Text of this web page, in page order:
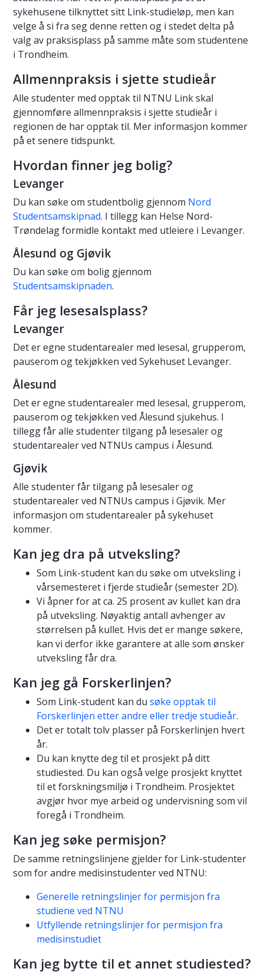
sykehusene tilknyttet sitt Link-studieløp, men kan
velge å si fra seg denne retten og i stedet delta på
valg av praksisplass på samme måte som studentene
i Trondheim.
Allmennpraksis i sjette studieår
Alle studenter med opptak til NTNU Link skal
gjennomføre allmennpraksis i sjette studieår i
regionen de har opptak til. Mer informasjon kommer
på et senere tidspunkt.
Hvordan finner jeg bolig?
Levanger
Du kan søke om studentbolig gjennom Nord
Studentsamskipnad. I tillegg kan Helse Nord-
Trøndelag formidle kontakt med utleiere i Levanger.
Ålesund og Gjøvik
Du kan søke om bolig gjennom
Studentsamskipnaden.
Får jeg lesesalsplass?
Levanger
Det er egne studentarealer med lesesal, grupperom,
pauserom og tekjøkken ved Sykehuset Levanger.
Ålesund
Det er egne studentarealer med lesesal, grupperom,
pauserom og tekjøkken ved Ålesund sjukehus. I
tillegg får alle studenter tilgang på lesesaler og
studentarealer ved NTNUs campus i Ålesund.
Gjøvik
Alle studenter får tilgang på lesesaler og
studentarealer ved NTNUs campus i Gjøvik. Mer
informasjon om studentarealer på sykehuset
kommer.
Kan jeg dra på utveksling?
Som Link-student kan du søke om utveksling i
vårsemesteret i fjerde studieår (semester 2D).
Vi åpner for at ca. 25 prosent av kullet kan dra
på utveksling. Nøyaktig antall avhenger av
størrelsen på kullet. Hvis det er mange søkere,
kan vi derfor ikke garantere at alle som ønsker
utveksling får dra.
Kan jeg gå Forskerlinjen?
Som Link-student kan du søke opptak til
Forskerlinjen etter andre eller tredje studieår.
Det er totalt tolv plasser på Forskerlinjen hvert
år.
Du kan knytte deg til et prosjekt på ditt
studiested. Du kan også velge prosjekt knyttet
til et forskningsmiljø i Trondheim. Prosjektet
avgjør hvor mye arbeid og undervisning som vil
foregå i Trondheim.
Kan jeg søke permisjon?
De samme retningslinjene gjelder for Link-studenter
som for andre medisinstudenter ved NTNU:
Generelle retningslinjer for permisjon fra
studiene ved NTNU
Utfyllende retningslinjer for permisjon fra
medisinstudiet
Kan jeg bytte til et annet studiested?